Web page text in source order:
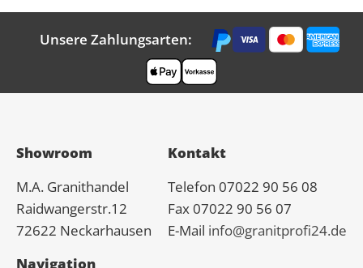
Unsere Zahlungsarten:
Showroom
M.A. Granithandel
Raidwangerstr.12
72622 Neckarhausen
Kontakt
Telefon 07022 90 56 08
Fax 07022 90 56 07
E-Mail info@granitprofi24.de
Navigation